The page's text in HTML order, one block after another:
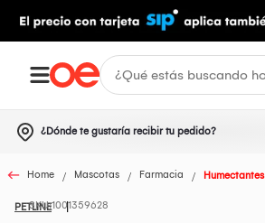
¿Dónde te gustaría recibir tu pedido?
Home Mascotas Farmacia Humectantes
PETLINE1001359628